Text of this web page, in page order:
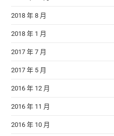
2018 年 8 月
2018 年 1 月
2017 年 7 月
2017 年 5 月
2016 年 12 月
2016 年 11 月
2016 年 10 月